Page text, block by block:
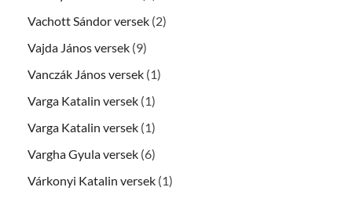
Vachott Sándor versek (2)
Vajda János versek (9)
Vanczák János versek (1)
Varga Katalin versek (1)
Varga Katalin versek (1)
Vargha Gyula versek (6)
Várkonyi Katalin versek (1)